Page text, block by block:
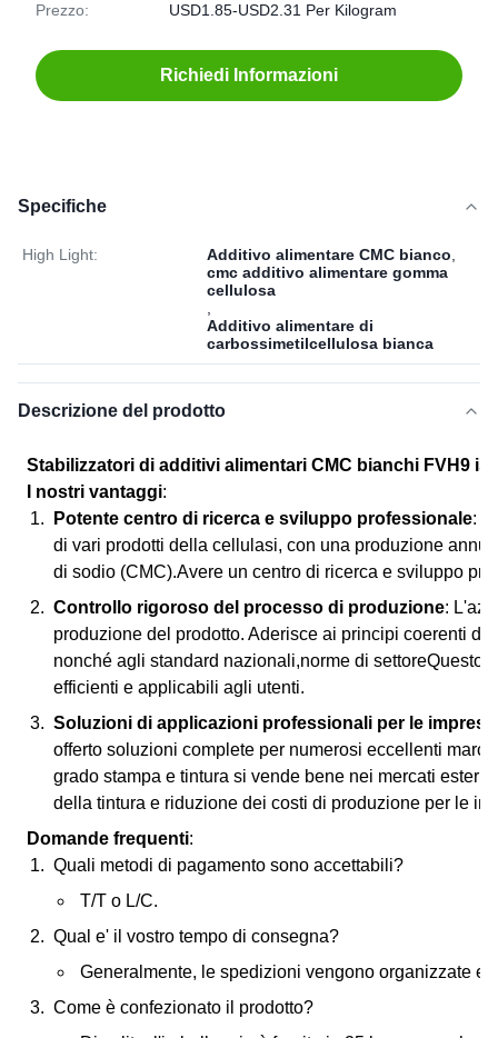
Prezzo: USD1.85-USD2.31 Per Kilogram
Richiedi Informazioni
Specifiche
High Light: Additivo alimentare CMC bianco
cmc additivo alimentare gomma
cellulosa
Additivo alimentare di
carbossimetilcellulosa bianca
Descrizione del prodotto
Stabilizzatori di additivi alimentari CMC bianchi FVH9
I nostri vantaggi:
Potente centro di ricerca e sviluppo professionale:
di vari prodotti della cellulasi, con una produzione
di sodio (CMC).Avere un centro di ricerca e sviluppo
Controllo rigoroso del processo di produzione:
produzione del prodotto. Aderisce ai principi coerenti di
nonché agli standard nazionali,norme di settoreQuesto
efficienti e applicabili agli utenti.
Soluzioni di applicazioni professionali per le imprese
offerto soluzioni complete per numerosi eccellenti
grado stampa e tintura si vende bene nei mercati
della tintura e riduzione dei costi di produzione per le
Domande frequenti:
Quali metodi di pagamento sono accettabili?
T/T o L/C.
Qual e' il vostro tempo di consegna?
Generalmente, le spedizioni vengono organizzate
Come è confezionato il prodotto?